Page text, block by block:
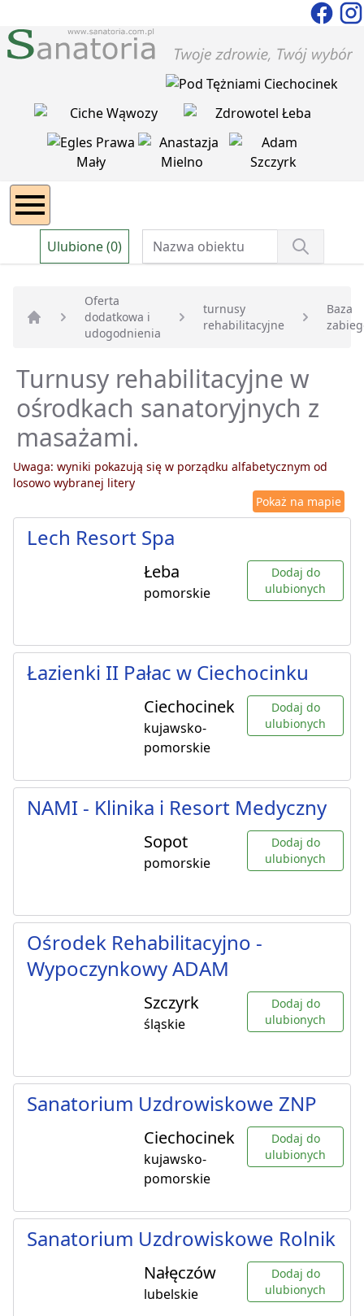
Ulubione (0)
Strona główna
Oferta
dodatkowa i
udogodnienia
turnusy
rehabilitacyjne
Baza
Turnusy rehabilitacyjne w
ośrodkach sanatoryjnych z
masażami.
Uwaga: wyniki pokazują się w porządku alfabetycznym od
losowo wybranej litery
Pokaż na mapie
Lech Resort Spa
Łeba
pomorskie
Dodaj do
ulubionych
Łazienki II Pałac w Ciechocinku
Ciechocinek
kujawsko-
pomorskie
Dodaj do
ulubionych
NAMI - Klinika i Resort Medyczny
Sopot
pomorskie
Dodaj do
ulubionych
Ośrodek Rehabilitacyjno -
Wypoczynkowy ADAM
Szczyrk
śląskie
Dodaj do
ulubionych
Sanatorium Uzdrowiskowe ZNP
Ciechocinek
kujawsko-
pomorskie
Dodaj do
ulubionych
Sanatorium Uzdrowiskowe Rolnik
Nałęczów
lubelskie
Dodaj do
ulubionych